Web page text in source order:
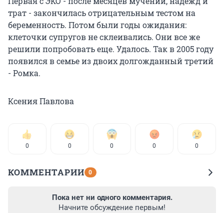
трат - закончилась отрицательным тестом на
беременность. Потом были годы ожидания:
клеточки супругов не склеивались. Они все же
решили попробовать еще. Удалось. Так в 2005 году
появился в семье из двоих долгожданный третий
- Ромка.
Ксения Павлова
0 0 0 0 0
КОММЕНТАРИИ 0
Пока нет ни одного комментария.
Начните обсуждение первым!